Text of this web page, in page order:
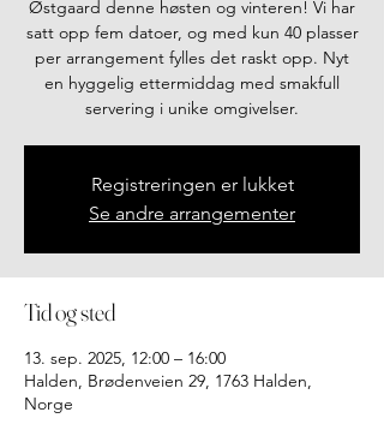
Østgaard denne høsten og vinteren! Vi har
satt opp fem datoer, og med kun 40 plasser
per arrangement fylles det raskt opp. Nyt
en hyggelig ettermiddag med smakfull
servering i unike omgivelser.
Registreringen er lukket
Se andre arrangementer
Tid og sted
13. sep. 2025, 12:00 – 16:00
Halden, Brødenveien 29, 1763 Halden,
Norge